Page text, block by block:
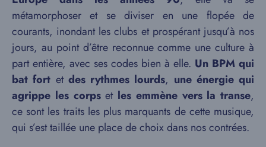
métamorphoser et se diviser en une flopée de
courants, inondant les clubs et prospérant jusqu’à nos
jours, au point d’être reconnue comme une culture à
part entière, avec ses codes bien à elle. Un BPM qui
bat fort et des rythmes lourds, une énergie qui
agrippe les corpset les emmène vers la transe,
ce sont les traits les plus marquants de cette musique,
qui s’est taillée une place de choix dans nos contrées.